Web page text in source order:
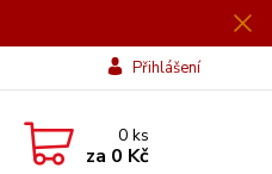
Přihlášení
0ks
za 0 Kč